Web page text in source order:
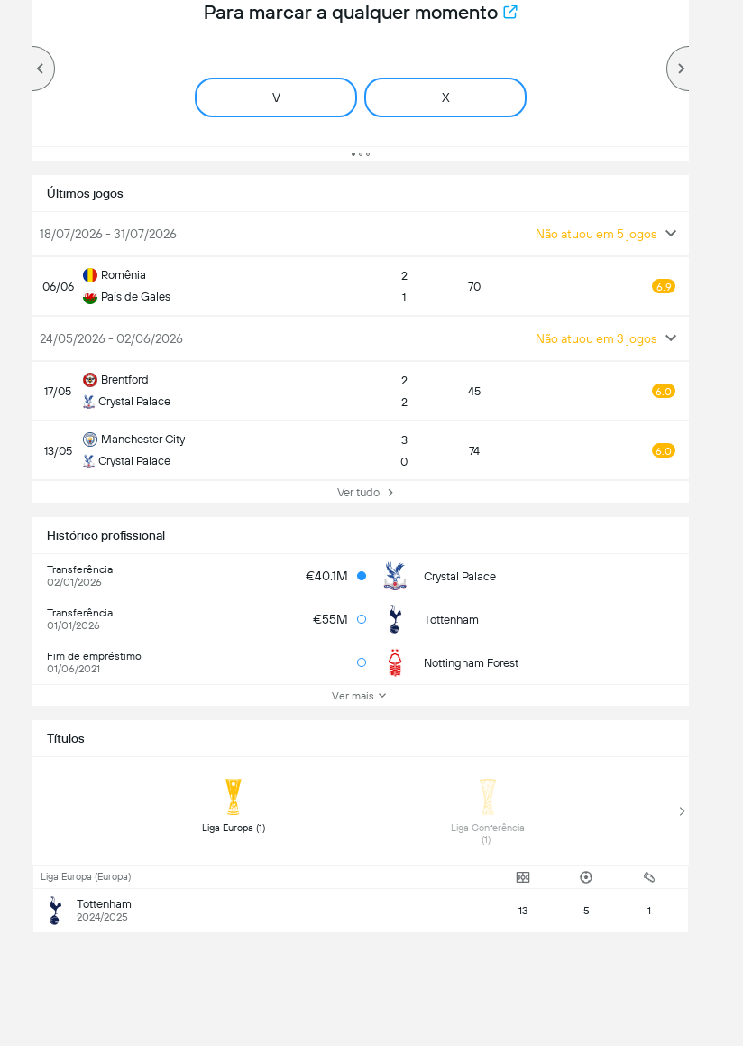
Para marcar a qualquer momento
V X
Últimos jogos
18/07/2026 - 31/07/2026 Não atuou em 5 jogos
06/06
Romênia
País de Gales
2
1
70 6.9
24/05/2026 - 02/06/2026 Não atuou em 3 jogos
17/05
Brentford
Crystal Palace
2
2
45 6.0
13/05
Manchester City
Crystal Palace
3
0
74 6.0
Ver tudo
Histórico profissional
Transferência
02/01/2026
€40.1M Crystal Palace
Transferência
01/01/2026
€55M Tottenham
Fim de empréstimo
01/06/2021
Nottingham Forest
Ver mais
Títulos
Liga Conferência
Liga Europa (Europa)
Tottenham
2024/2025 13 5 1